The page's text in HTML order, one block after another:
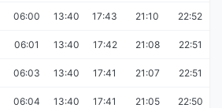
06:00 13:40 17:43 21:10 22:52
06:01 13:40 17:42 21:08 22:51
06:03 13:40 17:41 21:07 22:51
06:04 13:40 17:41 21:05 22:50